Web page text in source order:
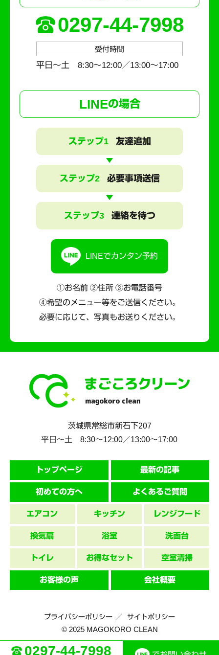
0297-44-7998
0297-44-7998
受付時間
平日～土 8:30〜12:00／13:00〜17:00
LINEの場合
ステップ1 友達追加
ステップ2 必要事項送信
ステップ3 連絡を待つ
LINEでカンタン予約
①お名前 ②住所 ③お電話番号
④希望のメニュー等をご送信ください。
必要に応じて、写真もお送りください。
茨城県常総市新石下207
平日～土 8:30〜12:00／13:00〜17:00
トップページ 最新の記事
初めての方へ よくあるご質問
エアコン キッチン レンジフード
換気扇 浴室 洗面台
トイレ お得なセット 空室清掃
お客様の声 会社概要
プライバシーポリシー サイトポリシー
© 2025 MAGOKORO CLEAN